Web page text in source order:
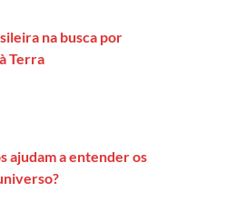
na busca por
Terra
ajudam a entender os